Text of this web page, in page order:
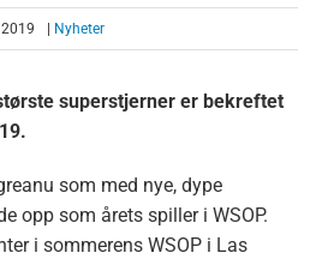
2019 Nyheter
superstjerner er bekreftet
som med nye, dype
opp som årets spiller i WSOP.
i sommerens WSOP i Las